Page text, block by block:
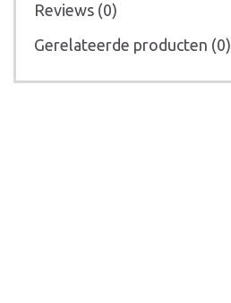
Reviews (0)
Gerelateerde producten (0)